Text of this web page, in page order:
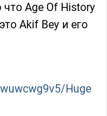
Age Of History
Akif Bey и его
Huge